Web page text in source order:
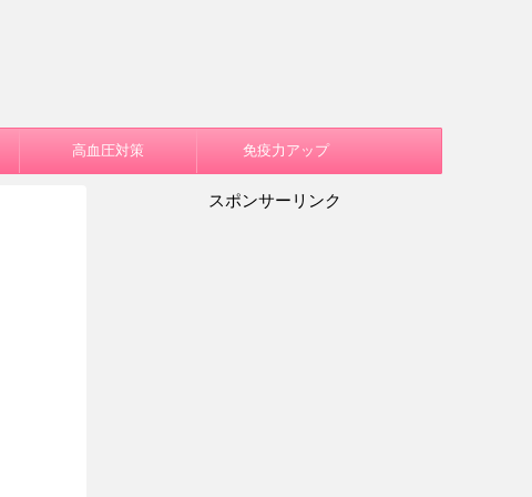
高血圧対策 免疫力アップ
スポンサーリンク